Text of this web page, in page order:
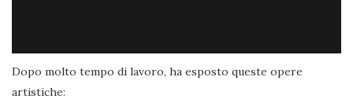
Dopo molto tempo di lavoro, ha esposto queste opere
artistiche: